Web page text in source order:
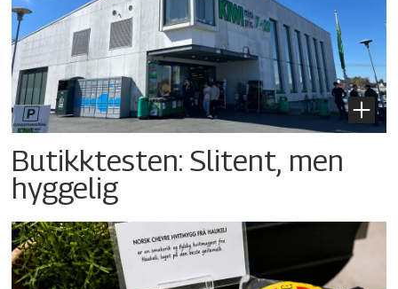
Butikktesten: Slitent, men
hyggelig